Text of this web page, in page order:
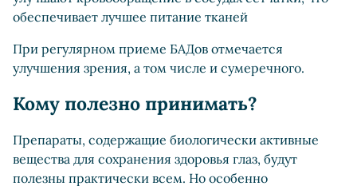
обеспечивает лучшее питание тканей
При регулярном приеме БАДов отмечается
улучшения зрения, а том числе и сумеречного.
Кому полезно принимать?
Препараты, содержащие биологически активные
вещества для сохранения здоровья глаз, будут
полезны практически всем. Но особенно